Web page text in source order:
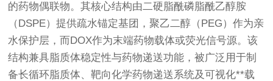
的药物偶联物。其核心结构由二硬脂酰磷脂酰乙醇胺
（DSPE）提供疏水锚定基团，聚乙二醇（PEG）作为亲
水保护层，而DOX作为末端药物载体或荧光信号源。该
结构兼具脂质体稳定性与药物递送功能，被广泛用于制
备长循环脂质体、靶向化学药物递送系统及可视化**载